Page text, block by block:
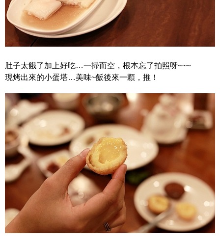
肚子太餓了加上好吃…一掃而空，根本忘了拍照呀~~~
現烤出來的小蛋塔…美味~飯後來一顆，推！